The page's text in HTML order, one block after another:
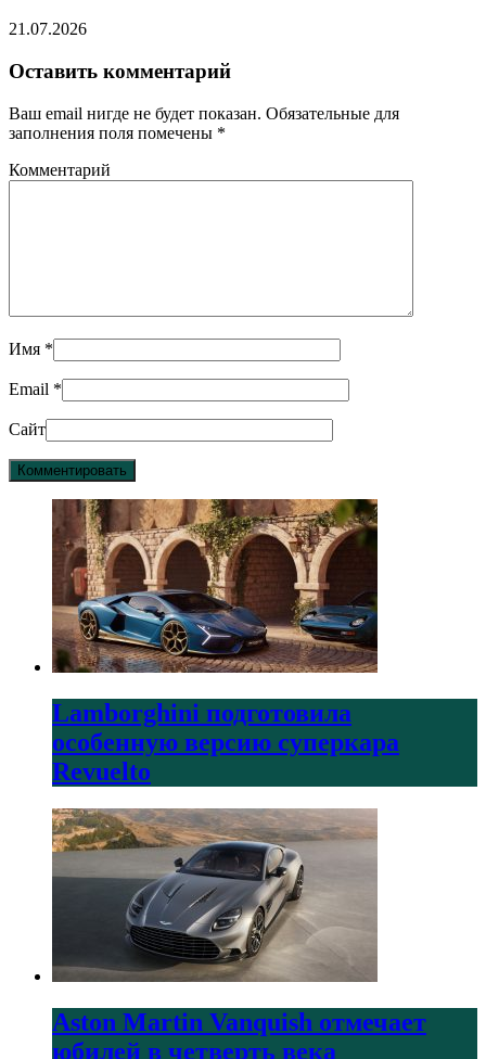
21.07.2026
Оставить комментарий
Ваш email нигде не будет показан. Обязательные для
заполнения поля помечены *
Комментарий
Имя *
Email *
Сайт
Lamborghini подготовила
особенную версию суперкара
Revuelto
Aston Martin Vanquish отмечает
юбилей в четверть века